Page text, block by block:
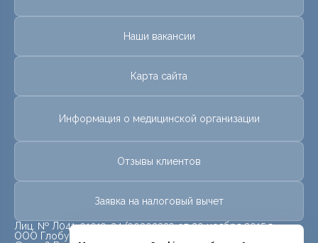
Наши вакансии
Карта сайта
Информация о медицинской организации
Отзывы клиентов
Заявка на налоговый вычет
Лиц. № Л041-01019-24/00302339 от 20 ноября 2015 г.
ООО Глобус